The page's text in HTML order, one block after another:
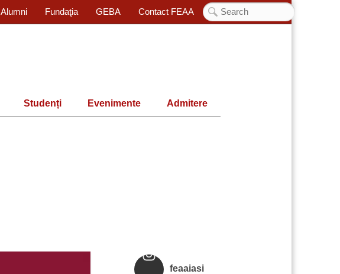
Alumni Fundaţia GEBA Contact FEAA
Studenți Evenimente Admitere
feaaiasi